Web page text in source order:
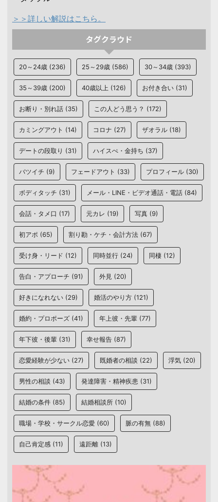
＞＞詳しい解説はこちら。
タグクラウド
20～24歳 (236) 25～29歳 (586) 30～34歳 (393)
35～39歳 (200) 40歳以上 (126) お付き合い (31)
お断り・別れ話 (35) この人どう思う？ (172)
カミングアウト (14) コロナ (27) ザオラル (18)
デートの段取り (31) ハイスぺ・金持ち (37)
バツイチ (9) フェードアウト (33) プロフィール (30)
ボディタッチ (31) メール・LINE・ビデオ通話・電話 (84)
会話・タメ口 (17) 元カレ (19) 写真 (9)
初アポ (65) 割り勘・ケチ・会計方法 (67)
受け身・リード (12) 同時並行 (24) 同棲 (12)
告白・アプローチ (91) 外見 (20)
好きになれない (29) 婚活のやり方 (121)
婚約・プロポーズ (41) 年上彼・先輩 (77)
年下彼・後輩 (31) 幸せ報告 (87)
恋愛経験が少ない (27) 既婚者の相談 (22) 浮気 (20)
男性の相談 (43) 発達障害・精神疾患 (31)
結婚の条件 (85) 結婚相談所 (10)
職場・学校・サークル恋愛 (60) 脈の有無 (88)
自己肯定感 (11) 遠距離 (13)